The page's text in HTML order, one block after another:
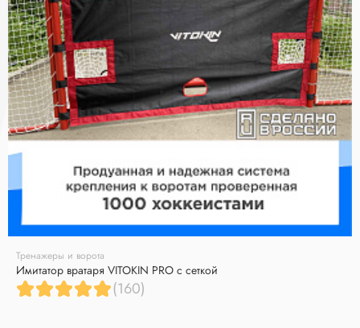
Тренажеры и ворота
Имитатор вратаря VITOKIN PRO с сеткой
(160)